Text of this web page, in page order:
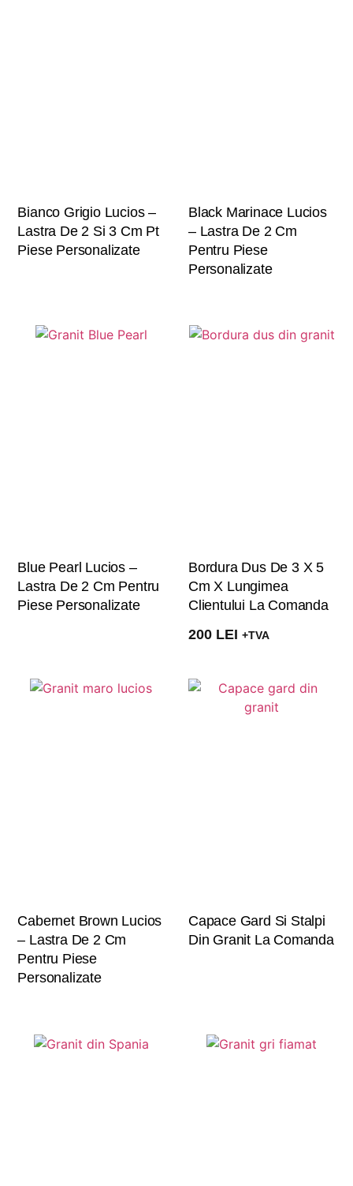
Bianco Grigio Lucios –
Lastra De 2 Si 3 Cm Pt
Piese Personalizate
Black Marinace Lucios
– Lastra De 2 Cm
Pentru Piese
Personalizate
Blue Pearl Lucios –
Lastra De 2 Cm Pentru
Piese Personalizate
Bordura Dus De 3 X 5
Cm X Lungimea
Clientului La Comanda
200 LEI +TVA
Cabernet Brown Lucios
– Lastra De 2 Cm
Pentru Piese
Personalizate
Capace Gard Si Stalpi
Din Granit La Comanda